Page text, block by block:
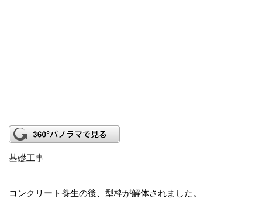
基礎工事
コンクリート養生の後、型枠が解体されました。